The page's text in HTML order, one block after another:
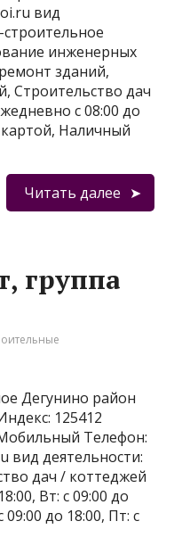
вид
инженерных
зданий,
Строительство дач
с 08:00 до
Наличный
Читать далее
группа
Дегунино район
125412
Телефон:
вид деятельности:
дач / коттеджей
Вт: с 09:00 до
09:00 до 18:00, Пт: с